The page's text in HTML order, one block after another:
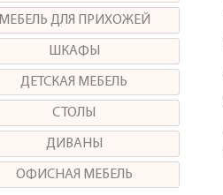
МЕБЕЛЬ ДЛЯ ПРИХОЖЕЙ
ШКАФЫ
ДЕТСКАЯ МЕБЕЛЬ
СТОЛЫ
ДИВАНЫ
ОФИСНАЯ МЕБЕЛЬ